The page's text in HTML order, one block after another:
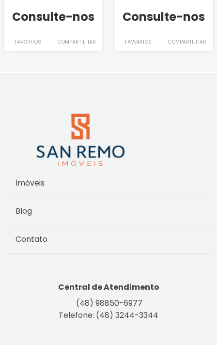
Consulte-nos
FAVORITOS COMPARTILHAR
Consulte-nos
FAVORITOS COMPARTILHAR
Imóveis
Blog
Contato
Central de Atendimento
(48) 98850-6977
Telefone: (48) 3244-3344